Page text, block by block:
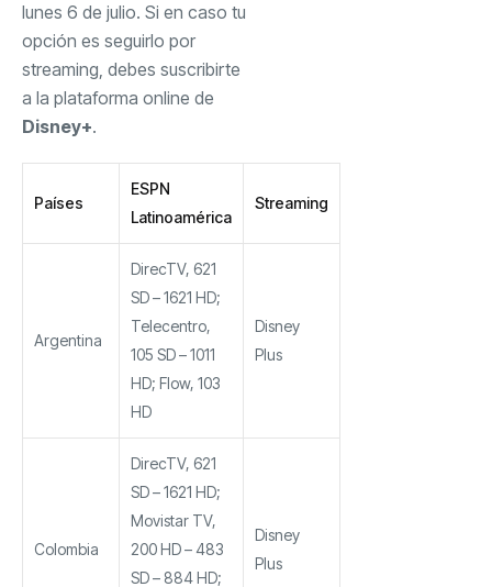
lunes 6 de julio. Si en caso tu
opción es seguirlo por
streaming, debes suscribirte
a la plataforma online de
Disney+.
Países
ESPN
Latinoamérica
Streaming
Argentina
DirecTV, 621
SD – 1621 HD;
Telecentro,
105 SD – 1011
HD; Flow, 103
HD
Disney
Plus
Colombia
DirecTV, 621
SD – 1621 HD;
Movistar TV,
200 HD – 483
SD – 884 HD;
Disney
Plus